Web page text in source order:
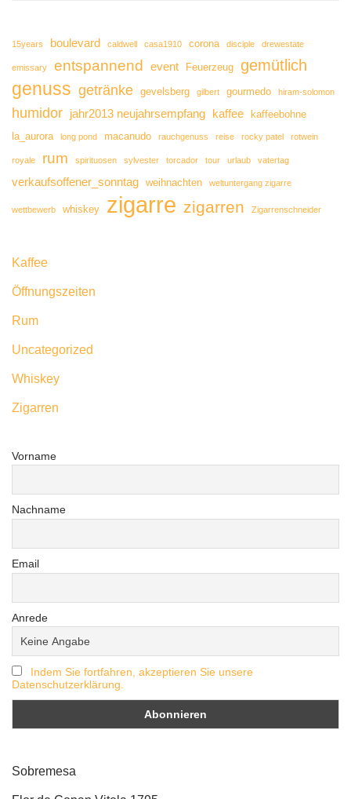
15years boulevard caldwell casa1910 corona disciple drewestate
emissary entspannend event Feuerzeug gemütlich
genuss getränke gevelsberg gilbert gourmedo hiram-solomon
humidor jahr2013 neujahrsempfang kaffee
kaffeebohne
la_aurora
long pond macanudo rauchgenuss reise rocky patel rotwein
royale rum spirituosen sylvester torcador tour urlaub vatertag
verkaufsoffener_sonntag weihnachten weltuntergang zigarre
wettbewerb whiskey zigarre zigarren Zigarrenschneider
Kaffee
Öffnungszeiten
Rum
Uncategorized
Whiskey
Zigarren
Vorname
Nachname
Email
Anrede
Indem Sie fortfahren, akzeptieren Sie unsere
Datenschutzerklärung.
Sobremesa